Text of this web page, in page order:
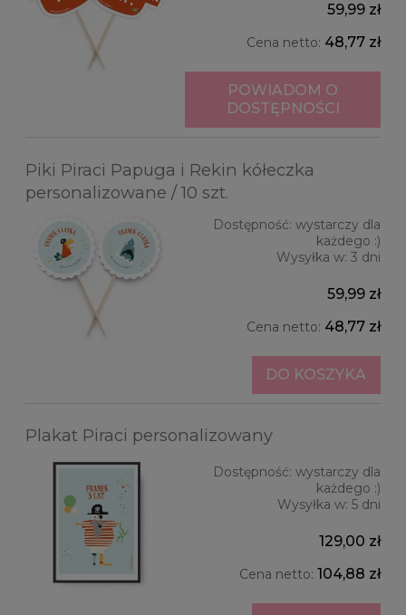
59,99 zł
Cena netto: 48,77 zł
POWIADOM O
DOSTĘPNOŚCI
Piki Piraci Papuga i Rekin kółeczka
personalizowane / 10 szt.
Dostępność: wystarczy dla
każdego :)
Wysyłka w: 3 dni
59,99 zł
Cena netto: 48,77 zł
DO KOSZYKA
Plakat Piraci personalizowany
Dostępność: wystarczy dla
każdego :)
Wysyłka w: 5 dni
129,00 zł
Cena netto: 104,88 zł